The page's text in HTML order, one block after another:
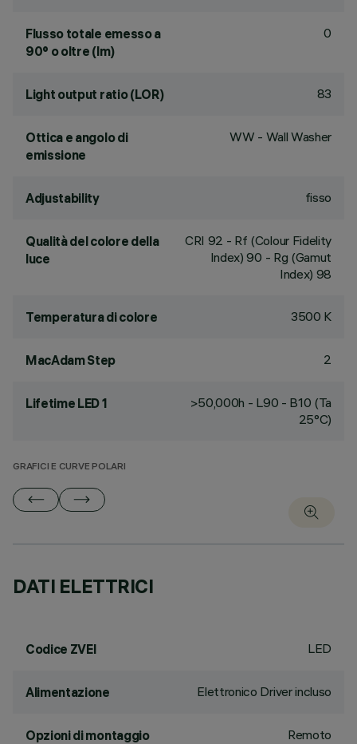
Flusso totale emesso a
90° o oltre (lm)
0
Light output ratio (LOR) 83
Ottica e angolo di
emissione
WW - Wall Washer
Adjustability fisso
Qualità del colore della
luce
CRI 92 - Rf (Colour Fidelity
Index) 90 - Rg (Gamut
Index) 98
Temperatura di colore 3500 K
MacAdam Step 2
Lifetime LED 1
>50,000h - L90 - B10 (Ta
25°C)
GRAFICI E CURVE POLARI
DATI ELETTRICI
Codice ZVEI LED
Alimentazione Elettronico Driver incluso
Opzioni di montaggio Remoto